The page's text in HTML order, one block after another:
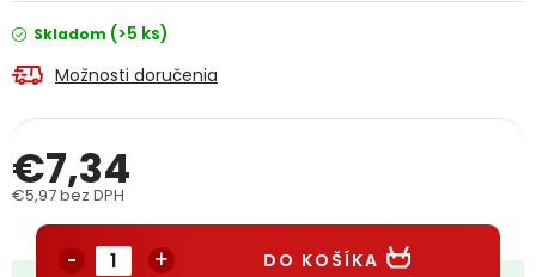
Obchodné podmienky
Podmienky ochrany osobných údajov
Skladom (>5 ks)
Možnosti doručenia
€7,34
€5,97 bez DPH
DO KOŠÍKA